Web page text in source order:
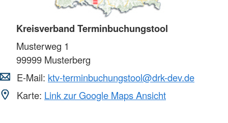
Kreisverband Terminbuchungstool
Musterweg 1
99999 Musterberg
E-Mail: ktv-terminbuchungstool@drk-dev.de
Karte: Link zur Google Maps Ansicht